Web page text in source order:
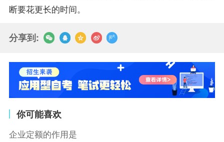
断要花更长的时间。
分享到:
你可能喜欢
企业定额的作用是